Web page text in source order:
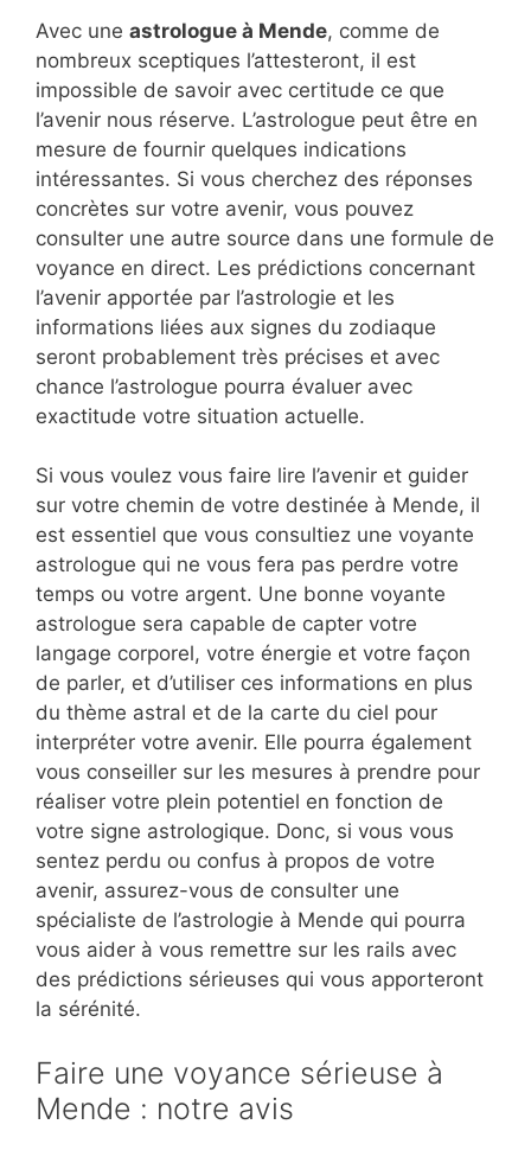
Avec une astrologue à Mende, comme de
nombreux sceptiques l’attesteront, il est
impossible de savoir avec certitude ce que
l’avenir nous réserve. L’astrologue peut être en
mesure de fournir quelques indications
intéressantes. Si vous cherchez des réponses
concrètes sur votre avenir, vous pouvez
consulter une autre source dans une formule de
voyance en direct. Les prédictions concernant
l’avenir apportée par l’astrologie et les
informations liées aux signes du zodiaque
seront probablement très précises et avec
chance l’astrologue pourra évaluer avec
exactitude votre situation actuelle.
Si vous voulez vous faire lire l’avenir et guider
sur votre chemin de votre destinée à Mende, il
est essentiel que vous consultiez une voyante
astrologue qui ne vous fera pas perdre votre
temps ou votre argent. Une bonne voyante
astrologue sera capable de capter votre
langage corporel, votre énergie et votre façon
de parler, et d’utiliser ces informations en plus
du thème astral et de la carte du ciel pour
interpréter votre avenir. Elle pourra également
vous conseiller sur les mesures à prendre pour
réaliser votre plein potentiel en fonction de
votre signe astrologique. Donc, si vous vous
sentez perdu ou confus à propos de votre
avenir, assurez-vous de consulter une
spécialiste de l’astrologie à Mende qui pourra
vous aider à vous remettre sur les rails avec
des prédictions sérieuses qui vous apporteront
la sérénité.
Faire une voyance sérieuse à
Mende : notre avis